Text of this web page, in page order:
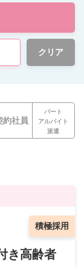
クリア
約社員
パート
アルバイト
派遣
積極採用
き高齢者